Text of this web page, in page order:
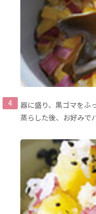
器に盛り、黒ゴマをふ
蒸らした後、お好みで